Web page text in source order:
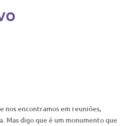
nos encontramos em reuniões,
Mas digo que é um monumento que